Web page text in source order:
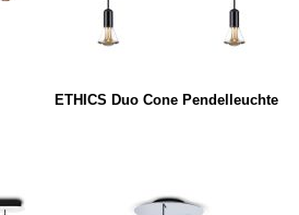
ETHICS Duo Cone Pendelleuchte